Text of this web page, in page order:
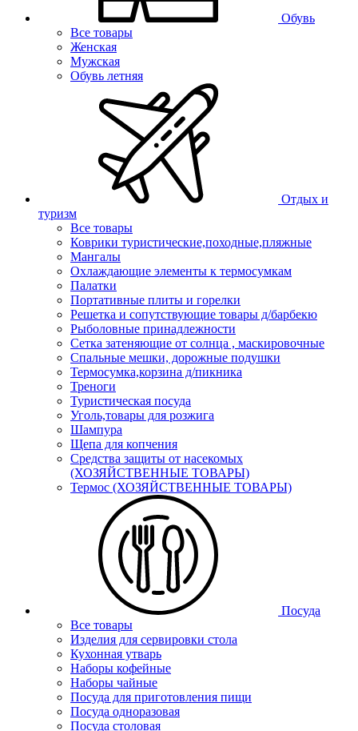
Обувь
Все товары
Женская
Мужская
Обувь летняя
Отдых и
туризм
Все товары
Коврики туристические,походные,пляжные
Мангалы
Охлаждающие элементы к термосумкам
Палатки
Портативные плиты и горелки
Решетка и сопутствующие товары д/барбекю
Рыболовные принадлежности
Сетка затеняющие от солнца , маскировочные
Спальные мешки, дорожные подушки
Термосумка,корзина д/пикника
Треноги
Туристическая посуда
Уголь,товары для розжига
Шампура
Щепа для копчения
Средства защиты от насекомых
(ХОЗЯЙСТВЕННЫЕ ТОВАРЫ)
Термос (ХОЗЯЙСТВЕННЫЕ ТОВАРЫ)
Посуда
Все товары
Изделия для сервировки стола
Кухонная утварь
Наборы кофейные
Наборы чайные
Посуда для приготовления пищи
Посуда одноразовая
Посуда столовая